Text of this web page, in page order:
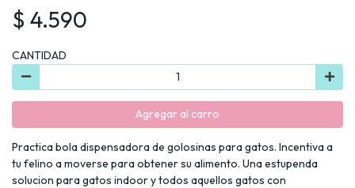
$ 4.590
CANTIDAD
Agregar al carro
Practica bola dispensadora de golosinas para gatos. Incentiva a
tu felino a moverse para obtener su alimento. Una estupenda
solucion para gatos indoor y todos aquellos gatos con